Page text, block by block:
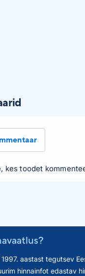
kes toodet
aastast tegutsev
hinnainfot edastav